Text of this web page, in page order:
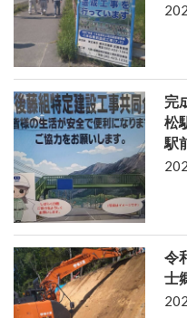
完
松
駅
令
士